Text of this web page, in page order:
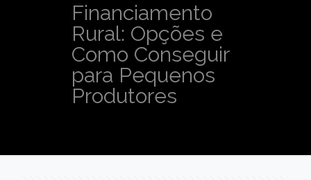
Financiamento
Rural: Opções e
Como Conseguir
para Pequenos
Produtores